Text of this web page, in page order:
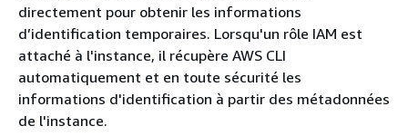
directement pour obtenir les informations
d’identification temporaires. Lorsqu'un rôle IAM est
attaché à l'instance, il récupère AWS CLI
automatiquement et en toute sécurité les
informations d'identification à partir des métadonnées
de l'instance.